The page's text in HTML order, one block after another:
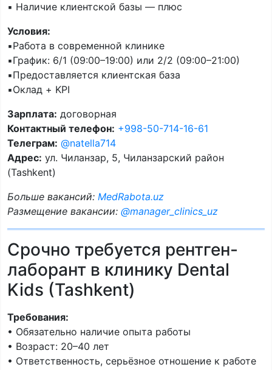
▪️ Наличие клиентской базы — плюс
Условия:
▪️Работа в современной клинике
▪️График: 6/1 (09:00–19:00) или 2/2 (09:00–21:00)
▪️Предоставляется клиентская база
▪️Оклад + KPI
Зарплата: договорная
Контактный телефон: +998-50-714-16-61
Телеграм: @natella714
Адрес: ул. Чиланзар, 5, Чиланзарский район
(Tashkent)
Больше вакансий: MedRabota.uz
Размещение вакансии: @manager_clinics_uz
Срочно требуется рентген-
лаборант в клинику Dental
Kids (Tashkent)
Требования:
• Обязательно наличие опыта работы
• Возраст: 20–40 лет
• Ответственность, серьёзное отношение к работе